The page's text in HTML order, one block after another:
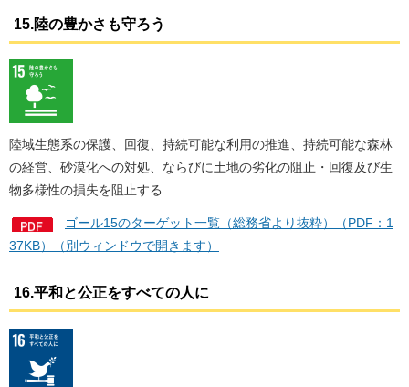
15.陸の豊かさも守ろう
陸域生態系の保護、回復、持続可能な利用の推進、持続可能な森林
の経営、砂漠化への対処、ならびに土地の劣化の阻止・回復及び生
物多様性の損失を阻止する
ゴール15のターゲット一覧（総務省より抜粋）（PDF：1
37KB）（別ウィンドウで開きます）
16.平和と公正をすべての人に